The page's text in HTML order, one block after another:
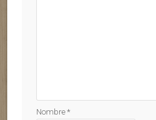
Nombre*